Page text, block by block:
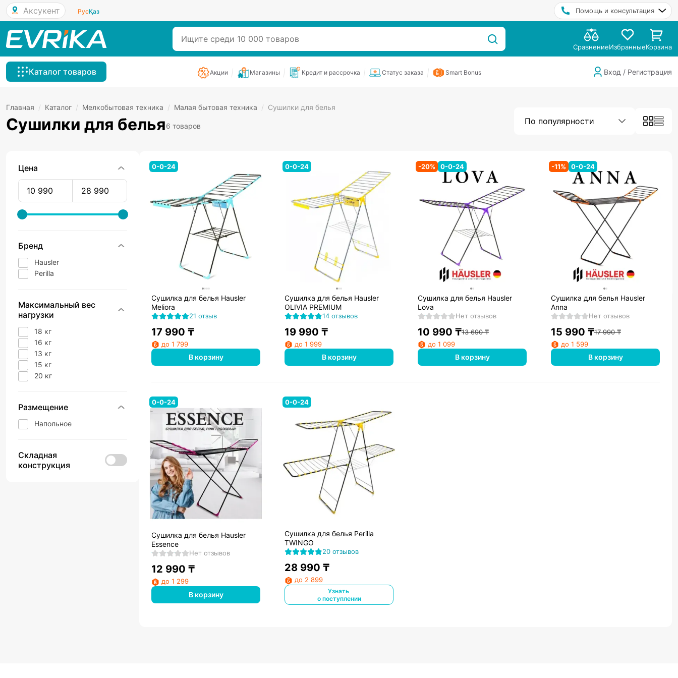
Аксукент РусҚаз Помощь и консультация
СравнениеИзбранныеКорзина
Каталог товаров Акции Магазины Кредит и рассрочка Статус заказа Smart Bonus Вход / Регистрация
Главная / Каталог / Мелкобытовая техника / Малая бытовая техника / Сушилки для белья
Сушилки для белья6 товаров По популярности
Цена
Бренд
Hausler
Perilla
Максимальный вес
нагрузки
18 кг
16 кг
13 кг
15 кг
20 кг
Размещение
Напольное
Складная
конструкция
0-0-24
Сушилка для белья Hausler
Meliora
21 отзыв
17 990 ₸
до 1 799
В корзину
0-0-24
Сушилка для белья Hausler
OLIVIA PREMIUM
14 отзывов
19 990 ₸
до 1 999
В корзину
-20% 0-0-24
Сушилка для белья Hausler
Lova
Нет отзывов
10 990 ₸13 690₸
до 1 099
В корзину
-11% 0-0-24
Сушилка для белья Hausler
Anna
Нет отзывов
15 990 ₸17 990₸
до 1 599
В корзину
0-0-24
Сушилка для белья Hausler
Essence
Нет отзывов
12 990 ₸
до 1 299
В корзину
0-0-24
Сушилка для белья Perilla
TWINGO
20 отзывов
28 990 ₸
до 2 899
Узнать
о поступлении